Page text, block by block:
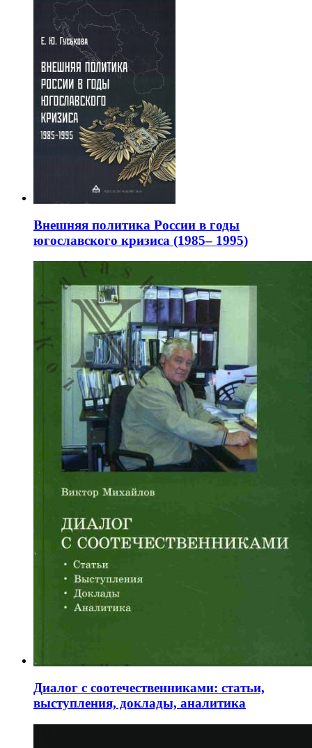
Внешняя политика России в годы
югославского кризиса (1985– 1995)
Диалог с соотечественниками: статьи,
выступления, доклады, аналитика